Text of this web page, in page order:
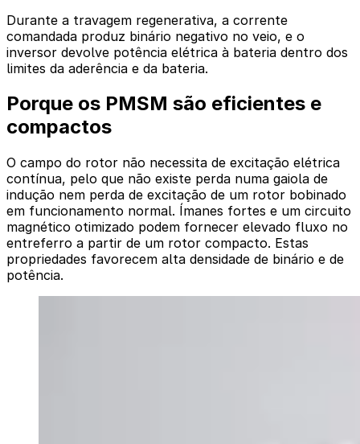
Durante a travagem regenerativa, a corrente
comandada produz binário negativo no veio, e o
inversor devolve potência elétrica à bateria dentro dos
limites da aderência e da bateria.
Porque os PMSM são eficientes e
compactos
O campo do rotor não necessita de excitação elétrica
contínua, pelo que não existe perda numa gaiola de
indução nem perda de excitação de um rotor bobinado
em funcionamento normal. Ímanes fortes e um circuito
magnético otimizado podem fornecer elevado fluxo no
entreferro a partir de um rotor compacto. Estas
propriedades favorecem alta densidade de binário e de
potência.